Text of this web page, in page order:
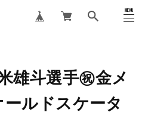
MENU
CLOSE
雄斗選手㊗️金メ
ルドスケータ